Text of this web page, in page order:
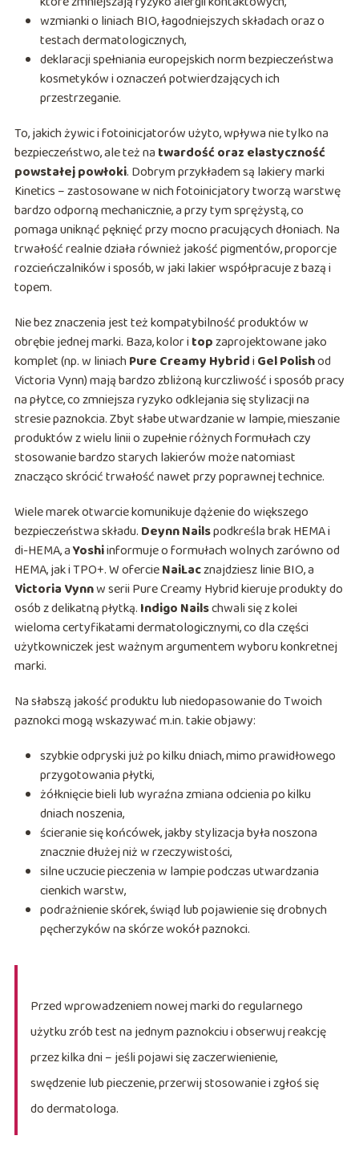
wzmianki o liniach BIO, łagodniejszych składach oraz o
testach dermatologicznych,
deklaracji spełniania europejskich norm bezpieczeństwa
kosmetyków i oznaczeń potwierdzających ich
przestrzeganie.
To, jakich żywic i fotoinicjatorów użyto, wpływa nie tylko na
bezpieczeństwo, ale też na twardość oraz elastyczność
powstałej powłoki. Dobrym przykładem są lakiery marki
Kinetics – zastosowane w nich fotoinicjatory tworzą warstwę
bardzo odporną mechanicznie, a przy tym sprężystą, co
pomaga uniknąć pęknięć przy mocno pracujących dłoniach. Na
trwałość realnie działa również jakość pigmentów, proporcje
rozcieńczalników i sposób, w jaki lakier współpracuje z bazą i
topem.
Nie bez znaczenia jest też kompatybilność produktów w
obrębie jednej marki. Baza, kolor i topzaprojektowane jako
komplet (np. w liniachPure Creamy Hybridi Gel Polishod
Victoria Vynn) mają bardzo zbliżoną kurczliwość i sposób pracy
na płytce, co zmniejsza ryzyko odklejania się stylizacji na
stresie paznokcia. Zbyt słabe utwardzanie w lampie, mieszanie
produktów z wielu linii o zupełnie różnych formułach czy
stosowanie bardzo starych lakierów może natomiast
znacząco skrócić trwałość nawet przy poprawnej technice.
Wiele marek otwarcie komunikuje dążenie do większego
bezpieczeństwa składu. Deynn Nailspodkreśla brak HEMA i
di-HEMA, aYoshiinformuje o formułach wolnych zarówno od
HEMA, jak i TPO+. W ofercieNaiLacznajdziesz linie BIO, a
Victoria Vynnw serii Pure Creamy Hybrid kieruje produkty do
osób z delikatną płytką. Indigo Nailschwali się z kolei
wieloma certyfikatami dermatologicznymi, co dla części
użytkowniczek jest ważnym argumentem wyboru konkretnej
marki.
Na słabszą jakość produktu lub niedopasowanie do Twoich
paznokci mogą wskazywać m.in. takie objawy:
szybkie odpryski już po kilku dniach, mimo prawidłowego
przygotowania płytki,
żółknięcie bieli lub wyraźna zmiana odcienia po kilku
dniach noszenia,
ścieranie się końcówek, jakby stylizacja była noszona
znacznie dłużej niż w rzeczywistości,
silne uczucie pieczenia w lampie podczas utwardzania
cienkich warstw,
podrażnienie skórek, świąd lub pojawienie się drobnych
pęcherzyków na skórze wokół paznokci.
Przed wprowadzeniem nowej marki do regularnego
użytku zrób test na jednym paznokciu i obserwuj reakcję
przez kilka dni – jeśli pojawi się zaczerwienienie,
swędzenie lub pieczenie, przerwij stosowanie i zgłoś się
do dermatologa.